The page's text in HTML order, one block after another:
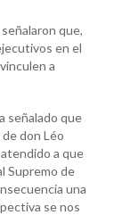
que,
en el
a
señalado que
don Léo
a que
Supremo de
una
se nos